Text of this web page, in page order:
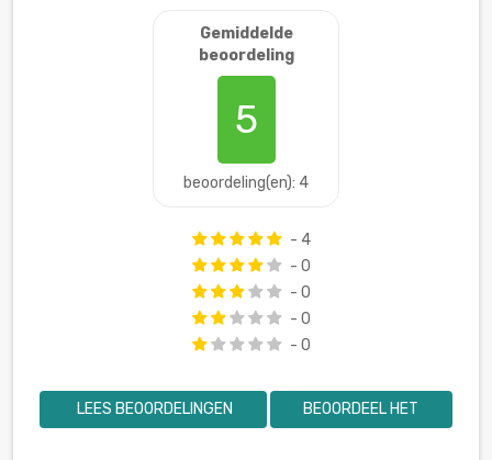
Gemiddelde
beoordeling
5
beoordeling(en): 4
- 4
- 0
- 0
- 0
- 0
LEES BEOORDELINGEN BEOORDEEL HET